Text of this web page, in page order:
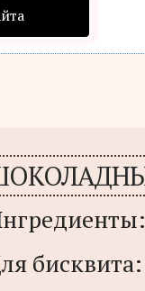
бисквита: